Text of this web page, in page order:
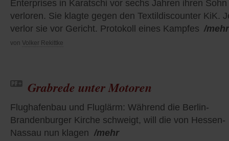
Enterprises in Karatschi vor sechs Jahren ihren Sohn
verloren. Sie klagte gegen den Textildiscounter KiK.
verlor sie vor Gericht. Protokoll eines Kampfes /mehr
von Volker Rekittke
Grabrede unter Motoren
Flughafenbau und Fluglärm: Während die Berlin-
Brandenburger Kirche schweigt, will die von Hessen-
Nassau nun klagen /mehr